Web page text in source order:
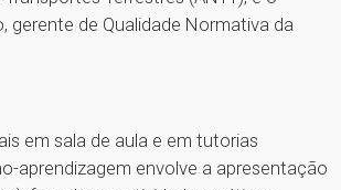
gerente de Qualidade Normativa da
em sala de aula e em tutorias
aprendizagem envolve a apresentação